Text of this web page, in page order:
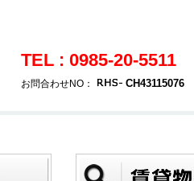
TEL : 0985-20-5511
お問合わせNO： CH43115076